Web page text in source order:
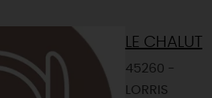
LE CHALUT
45260 -
LORRIS